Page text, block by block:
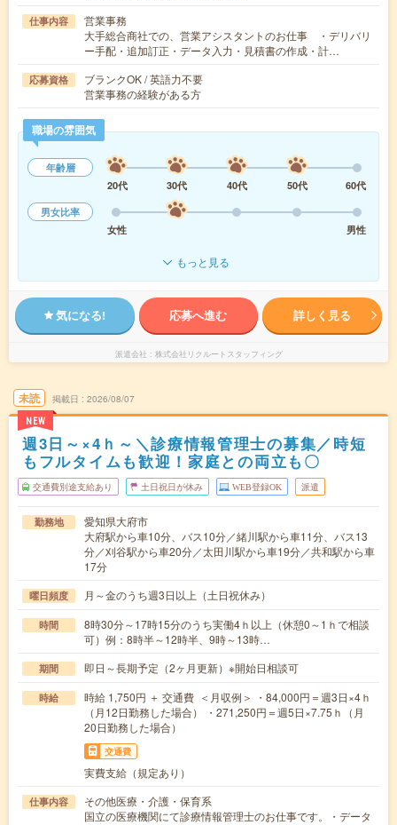
仕事内容
営業事務
大手総合商社での、営業アシスタントのお仕事 ・デリバリ
ー手配・追加訂正・データ入力・見積書の作成・計…
応募資格
ブランクOK / 英語力不要
営業事務の経験がある方
職場の雰囲気
年齢層
20代
30代 40代 50代
60代
男女比率
女性
男性
もっと見る
気になる! 応募へ進む 詳しく見る
派遣会社 株式会社リクルートスタッフィング
未読
NEW
掲載日 2026/08/07
週3日～×4ｈ～＼診療情報管理士の募集／時短
もフルタイムも歓迎！家庭との両立も〇
交通費別途支給あり 土日祝日が休み WEB登録OK 派遣
勤務地
愛知県大府市
大府駅から車10分、バス10分／緒川駅から車11分、バス13
分／刈谷駅から車20分／太田川駅から車19分／共和駅から車
17分
曜日頻度 月～金のうち週3日以上（土日祝休み）
時間
8時30分～17時15分のうち実働4ｈ以上（休憩0～1ｈで相談
可）例：8時半～12時半、9時～13時…
期間 即日～長期予定（2ヶ月更新）※開始日相談可
時給
時給 1,750円 ＋ 交通費 ＜月収例＞ ・84,000円＝週3日×4ｈ
（月12日勤務した場合） ・271,250円＝週5日×7.75ｈ（月
20日勤務した場合）
交通費
実費支給（規定あり）
仕事内容
その他医療・介護・保育系
国立の医療機関にて診療情報管理士のお仕事です。・データ